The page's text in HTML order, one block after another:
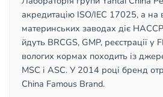
акредитацію ISO/IEC 17025, а на
материнських заводах діє
йдуть BRCGS, GMP, реєстрації у
вологих кормах походить із
MSC і ASC. У 2014 році бренд
China Famous Brand.